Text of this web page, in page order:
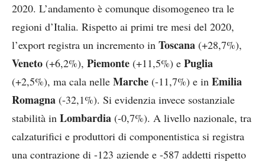
2020. L’andamento è comunque disomogeneo tra le
regioni d’Italia. Rispetto ai primi tre mesi del 2020,
l’export registra un incremento in Toscana (+28,7%),
Veneto (+6,2%), Piemonte (+11,5%) e Puglia
(+2,5%), ma cala nelle Marche (-11,7%) e in Emilia
Romagna (-32,1%). Si evidenzia invece sostanziale
stabilità in Lombardia (-0,7%). A livello nazionale, tra
calzaturifici e produttori di componentistica si registra
una contrazione di -123 aziende e -587 addetti rispetto